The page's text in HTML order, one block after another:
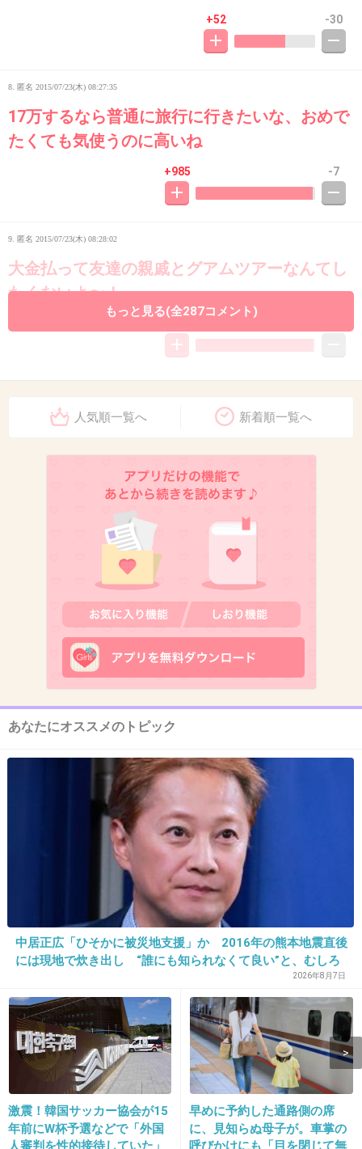
+52 -30
8. 匿名 2015/07/23(木) 08:27:35
17万するなら普通に旅行に行きたいな、おめで
たくても気使うのに高いね
+985 -7
9. 匿名 2015/07/23(木) 08:28:02
大金払って友達の親戚とグアムツアーなんてし
たくないよ〜！
次回は参加しますって言う
ボッチですか、海外でそれは憂鬱ですね。お祝
いしたいけどもう少し配慮が欲しいです
+706
欠席しました
旅費以外にも色々出費が多いので‥
2015/07/23(木) 08:28:43
友達がニュージーランドで挙式したときは、費用は22～24万円程度でした。
私も親族以外に知り合いはいませんでしたが、行って良かったですよ。
+46 -199
14. 匿名2015/07/23(木) 08:29:13
10
ひねりがきいてるね～。
+478 -39
もっと見る(全287コメント)
人気順一覧へ 新着順一覧へ
あなたにオススメのトピック
中居正広「ひそかに被災地支援」か 2016年の熊本地震直後
には現地で炊き出し “誰にも知られなくて良い”と、むしろ
2026年8月7日
激震！韓国サッカー協会が15
年前にW杯予選などで「外国
人審判を性的接待していた」
早めに予約した通路側の席
に、見知らぬ母子が。車掌の
呼びかけにも「目を閉じて無